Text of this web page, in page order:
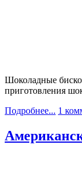
Шоколадные
приготовления
Подробнее... 1